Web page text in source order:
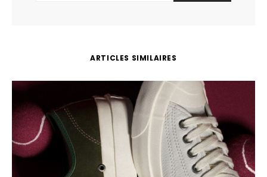
ARTICLES SIMILAIRES